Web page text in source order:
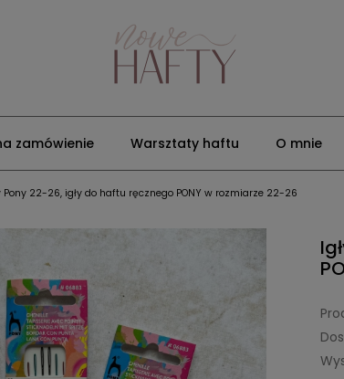
zamówienie Warsztaty haftu O mnie
Pony 22-26, igły do haftu ręcznego PONY w rozmiarze 22-26